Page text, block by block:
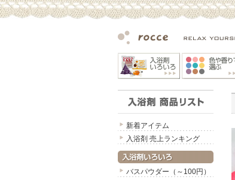
新着アイテム
入浴剤 売上ランキング
バスパウダー（～100円）